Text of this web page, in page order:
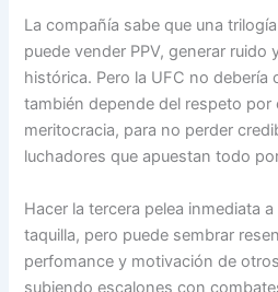
La compañía sabe que una
puede vender PPV, generar ruido
histórica. Pero la UFC no debería
también depende del respeto por
meritocracia, para no perder
luchadores que apuestan todo
Hacer la tercera pelea inmediata
taquilla, pero puede sembrar
perfomance y motivación de
subiendo escalones con